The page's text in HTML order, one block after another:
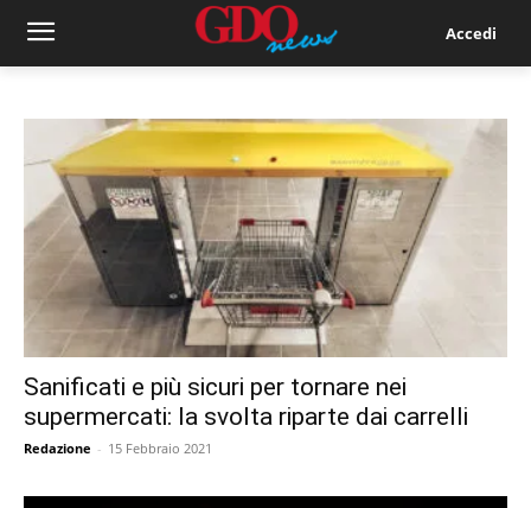
Accedi
Sanificati e più sicuri per tornare nei
supermercati: la svolta riparte dai carrelli
Redazione - 15 Febbraio 2021